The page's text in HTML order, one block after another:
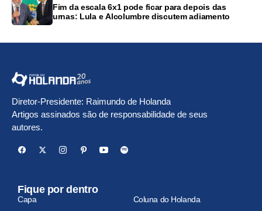
Fim da escala 6x1 pode ficar para depois das
urnas: Lula e Alcolumbre discutem adiamento
Diretor-Presidente: Raimundo de Holanda
Artigos assinados são de responsabilidade de seus
autores.
Fique por dentro
Capa
Coluna do Holanda